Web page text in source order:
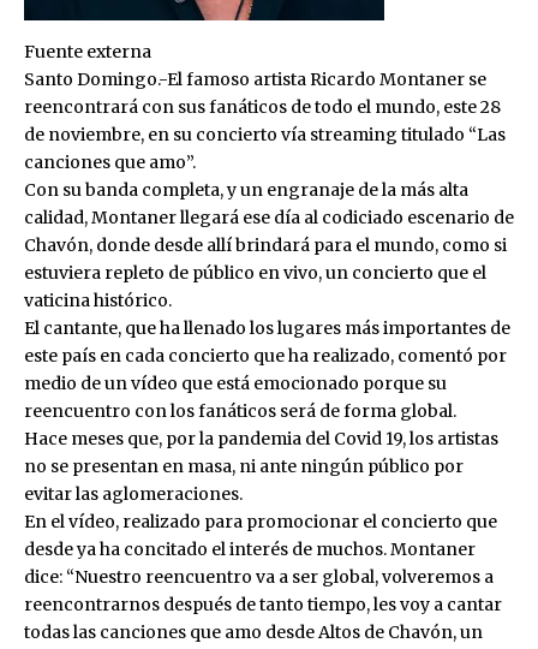
Fuente externa
Santo Domingo.-El famoso artista Ricardo Montaner se
reencontrará con sus fanáticos de todo el mundo, este 28
de noviembre, en su concierto vía streaming titulado “Las
canciones que amo”.
Con su banda completa, y un engranaje de la más alta
calidad, Montaner llegará ese día al codiciado escenario de
Chavón, donde desde allí brindará para el mundo, como si
estuviera repleto de público en vivo, un concierto que el
vaticina histórico.
El cantante, que ha llenado los lugares más importantes de
este país en cada concierto que ha realizado, comentó por
medio de un vídeo que está emocionado porque su
reencuentro con los fanáticos será de forma global.
Hace meses que, por la pandemia del Covid 19, los artistas
no se presentan en masa, ni ante ningún público por
evitar las aglomeraciones.
En el vídeo, realizado para promocionar el concierto que
desde ya ha concitado el interés de muchos. Montaner
dice: “Nuestro reencuentro va a ser global, volveremos a
reencontrarnos después de tanto tiempo, les voy a cantar
todas las canciones que amo desde Altos de Chavón, un